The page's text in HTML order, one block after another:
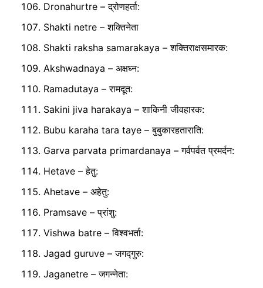
Dronahurtre – द्रोणहर्ता:
Shakti netre – शक्तिनेता
Shakti raksha samarakaya – शक्तिराक्षसमारक:
Akshwadnaya – अक्षघ्न:
Ramadutaya – रामदूत:
Sakini jiva harakaya – शाकिनी जीवहारक:
Bubu karaha tara taye – बुबुकारहताराति:
Garva parvata primardanaya – गर्वपर्वत प्रमर्दन:
Hetave – हेतु:
Ahetave – अहेतु:
Pramsave – प्रांशु:
Vishwa batre – विश्वभर्ता:
Jagad guruve – जगद्गुरु:
Jaganetre – जगन्नेता: